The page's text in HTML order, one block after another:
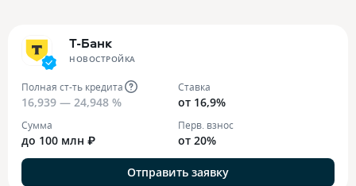
Т-Банк
НОВОСТРОЙКА
Полная ст-ть кредита
16,939 — 24,948 %
Ставка
от 16,9%
Сумма
до 100 млн ₽
Перв. взнос
от 20%
Отправить заявку